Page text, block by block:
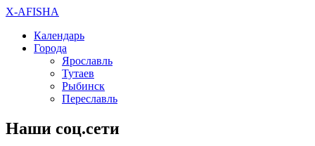
X-AFISHA
Календарь
Города
Ярославль
Тутаев
Рыбинск
Переславль
Наши соц.сети